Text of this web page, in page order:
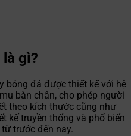
là gì?
bóng đá được thiết kế với hệ
bàn chân, cho phép người
theo kích thước cũng như
kế truyền thống và phổ biến
trước đến nay.